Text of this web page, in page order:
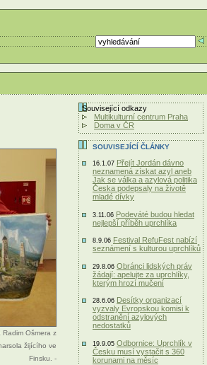
Ošmera z
žijícího ve
Finsku. -
Související odkazy
Multikulturní centrum Praha
Doma v ČR
SOUVISEJÍCÍ ČLÁNKY
16.1.07 Přejít Jordán dávno
neznamená získat azyl aneb
Jak se válka a azylová politika
Česka podepsaly na životě
mladé dívky
3.11.06 Podeváté budou hledat
nejlepší příběh uprchlíka
8.9.06 Festival RefuFest nabízí
seznámení s kulturou uprchlíků
29.8.06 Obránci lidských práv
žádají: apelujte za uprchlíky,
kterým hrozí mučení
28.6.06 Desítky organizací
vyzvaly Evropskou komisi k
odstranění azylových
nedostatků
19.9.05 Odbornice: Uprchlík v
Česku musí vystačit s 360
korunami na měsíc